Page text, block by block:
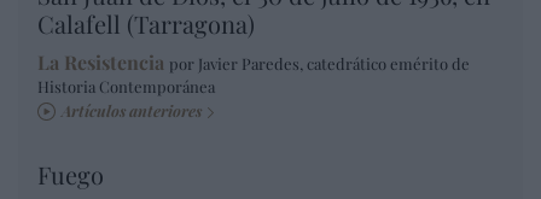
Calafell (Tarragona)
La Resistencia por Javier Paredes, catedrático emérito de
Historia Contemporánea
Artículos anteriores
Fuego